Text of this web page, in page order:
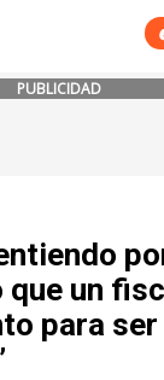
PUBLICIDAD
que un
para